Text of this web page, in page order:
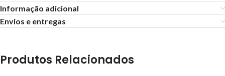
Informação adicional
Envios e entregas
Produtos Relacionados